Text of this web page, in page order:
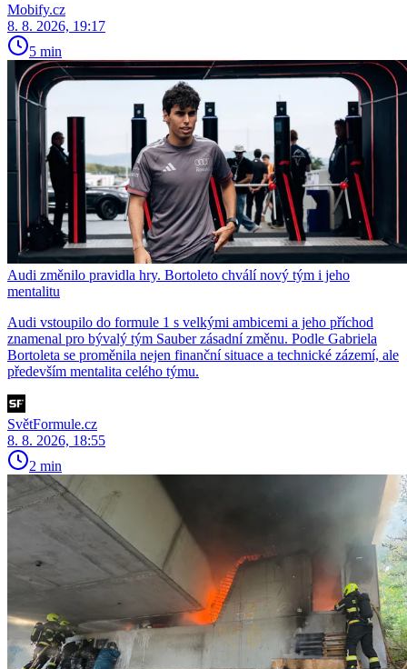
Mobify.cz
8. 8. 2026, 19:17
5 min
Audi změnilo pravidla hry. Bortoleto chválí nový tým i jeho
mentalitu
Audi vstoupilo do formule 1 s velkými ambicemi a jeho příchod
znamenal pro bývalý tým Sauber zásadní změnu. Podle Gabriela
Bortoleta se proměnila nejen finanční situace a technické zázemí, ale
především mentalita celého týmu.
SvětFormule.cz
8. 8. 2026, 18:55
2 min